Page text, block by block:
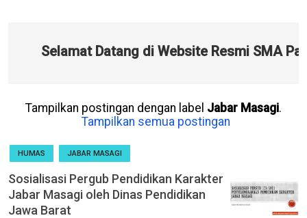
Selamat Datang di Website Resmi SMA
Tampilkan postingan dengan label Jabar Masagi.
Tampilkan semua postingan
HUMAS JABAR MASAGI
Sosialisasi Pergub Pendidikan Karakter
Jabar Masagi oleh Dinas Pendidikan
Jawa Barat